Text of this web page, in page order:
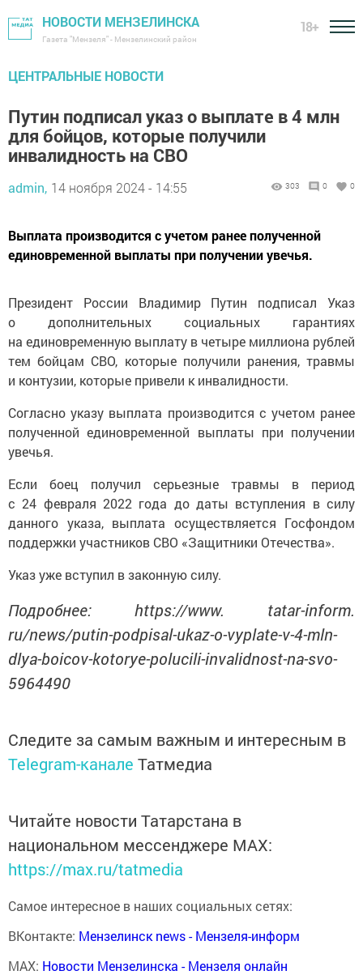
НОВОСТИ МЕНЗЕЛИНСКА
Газета "Мензеля" - Мензелинский район
18+
ЦЕНТРАЛЬНЫЕ НОВОСТИ
Путин подписал указ о выплате в 4 млн
для бойцов, которые получили
инвалидность на СВО
admin, 14 ноября 2024 - 14:55 303 0 0
Выплата производится с учетом ранее полученной
единовременной выплаты при получении увечья.
Президент России Владимир Путин подписал Указ
о дополнительных социальных гарантиях
на единовременную выплату в четыре миллиона рублей
тем бойцам СВО, которые получили ранения, травмы
и контузии, которые привели к инвалидности.
Согласно указу выплата производится с учетом ранее
полученной единовременной выплаты при получении
увечья.
Если боец получил серьезные травмы в период
с 24 февраля 2022 года до даты вступления в силу
данного указа, выплата осуществляется Госфондом
поддержки участников СВО «Защитники Отечества».
Указ уже вступил в законную силу.
Подробнее: https://www. tatar-inform.
ru/news/putin-podpisal-ukaz-o-vyplate-v-4-mln-
dlya-boicov-kotorye-polucili-invalidnost-na-svo-
5964490
Следите за самым важным и интересным в
Telegram-канале Татмедиа
Читайте новости Татарстана в
национальном мессенджере MАХ:
https://max.ru/tatmedia
Самое интересное в наших социальных сетях:
ВКонтакте: Мензелинск news - Мензеля-информ
MAX: Новости Мензелинска - Мензеля онлайн